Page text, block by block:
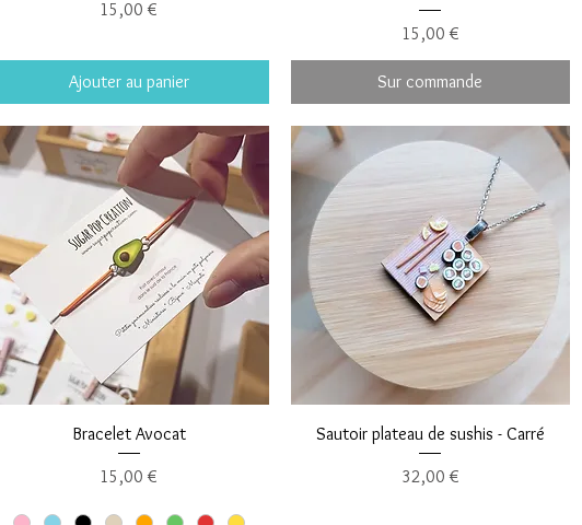
Prix
15,00 €
Ajouter au panier
Prix
15,00 €
Sur commande
Bracelet Avocat
Prix
15,00 €
Sautoir plateau de sushis - Carré
Prix
32,00 €